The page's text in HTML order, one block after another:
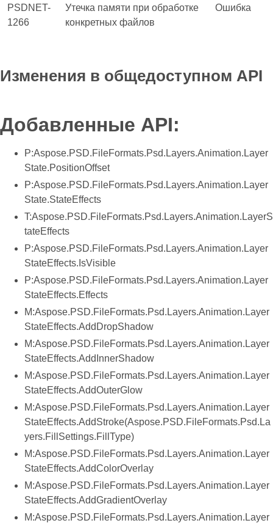
PSDNET-
1266
Утечка памяти при обработке
конкретных файлов
Ошибка
Изменения в общедоступном API
Добавленные API:
P:Aspose.PSD.FileFormats.Psd.Layers.Animation.Layer
State.PositionOffset
P:Aspose.PSD.FileFormats.Psd.Layers.Animation.Layer
State.StateEffects
T:Aspose.PSD.FileFormats.Psd.Layers.Animation.LayerS
tateEffects
P:Aspose.PSD.FileFormats.Psd.Layers.Animation.Layer
StateEffects.IsVisible
P:Aspose.PSD.FileFormats.Psd.Layers.Animation.Layer
StateEffects.Effects
M:Aspose.PSD.FileFormats.Psd.Layers.Animation.Layer
StateEffects.AddDropShadow
M:Aspose.PSD.FileFormats.Psd.Layers.Animation.Layer
StateEffects.AddInnerShadow
M:Aspose.PSD.FileFormats.Psd.Layers.Animation.Layer
StateEffects.AddOuterGlow
M:Aspose.PSD.FileFormats.Psd.Layers.Animation.Layer
StateEffects.AddStroke(Aspose.PSD.FileFormats.Psd.La
yers.FillSettings.FillType)
M:Aspose.PSD.FileFormats.Psd.Layers.Animation.Layer
StateEffects.AddColorOverlay
M:Aspose.PSD.FileFormats.Psd.Layers.Animation.Layer
StateEffects.AddGradientOverlay
M:Aspose.PSD.FileFormats.Psd.Layers.Animation.Layer